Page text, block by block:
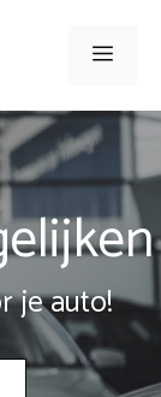
Menu
je auto!